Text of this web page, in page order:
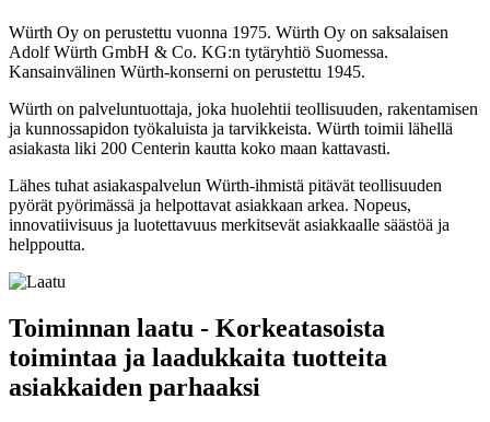
Würth Oy on perustettu vuonna 1975. Würth Oy on saksalaisen
Adolf Würth GmbH & Co. KG:n tytäryhtiö Suomessa.
Kansainvälinen Würth-konserni on perustettu 1945.
Würth on palveluntuottaja, joka huolehtii teollisuuden, rakentamisen
ja kunnossapidon työkaluista ja tarvikkeista. Würth toimii lähellä
asiakasta liki 200 Centerin kautta koko maan kattavasti.
Lähes tuhat asiakaspalvelun Würth-ihmistä pitävät teollisuuden
pyörät pyörimässä ja helpottavat asiakkaan arkea. Nopeus,
innovatiivisuus ja luotettavuus merkitsevät asiakkaalle säästöä ja
helppoutta.
Toiminnan laatu - Korkeatasoista
toimintaa ja laadukkaita tuotteita
asiakkaiden parhaaksi